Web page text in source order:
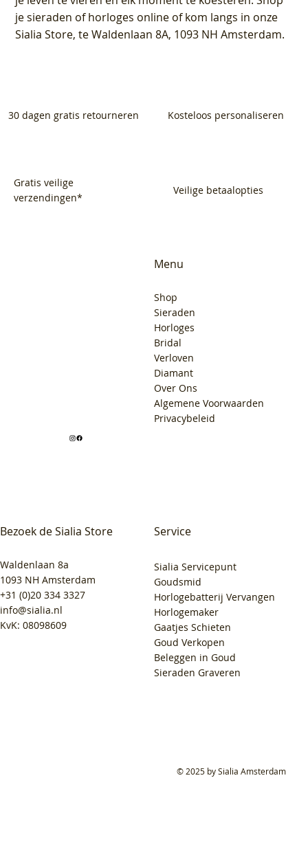
je sieraden of horloges online of kom langs in onze
Sialia Store, te Waldenlaan 8A, 1093 NH Amsterdam.
30 dagen gratis retourneren Kosteloos personaliseren
Gratis veilige
verzendingen*
Veilige betaalopties
Bezoek de Sialia Store
Waldenlaan 8a
1093 NH Amsterdam
+31 (0)20 334 3327
info@sialia.nl
KvK: 08098609
Menu
Shop
Sieraden
Horloges
Bridal
Verloven
Diamant
Over Ons
Algemene Voorwaarden
Privacybeleid
Service
Sialia Servicepunt
Goudsmid
Horlogebatterij Vervangen
Horlogemaker
Gaatjes Schieten
Goud Verkopen
Beleggen in Goud
Sieraden Graveren
© 2025 by Sialia Amsterdam